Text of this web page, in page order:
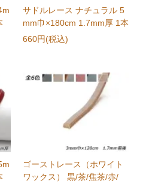
サドルレース ナチュラル 5
mm巾×180cm 1.7mm厚 1本
660円(税込)
ゴーストレース（ホワイト
ワックス） 黒/茶/焦茶/赤/